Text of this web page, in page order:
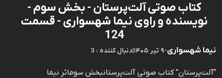
کتاب صوتی آلت‌پرستان - بخش سوم -
نویسنده و راوی نیما شهسواری - قسمت
124
نیما شهسواری-۹ تیر ۱۴۰۵ |3 : دنبال کننده
"آلت‌پرستان" کتاب صوتی آلت‌پرستانبخش سوماثر نیما